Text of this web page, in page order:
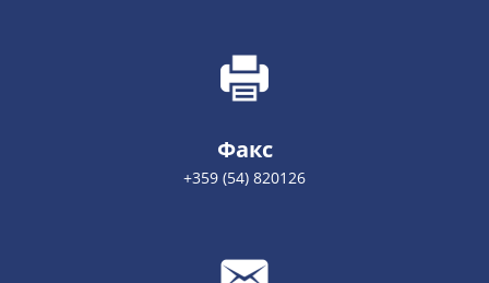
Факс
+359 (54) 820126